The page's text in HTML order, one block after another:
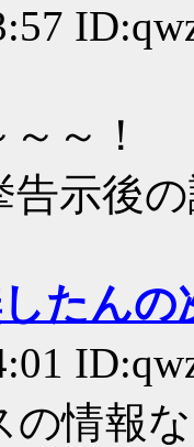
～！
告示後
たんの
の情報